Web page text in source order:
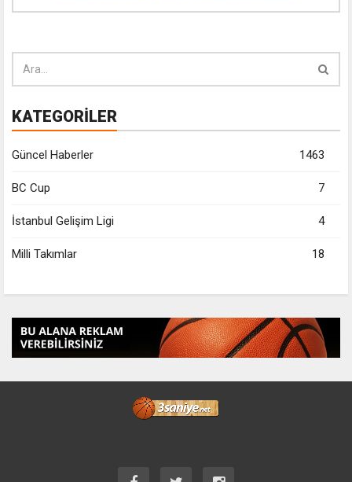
KATEGORİLER
Güncel Haberler 1463
BC Cup 7
İstanbul Gelişim Ligi 4
Milli Takımlar 18